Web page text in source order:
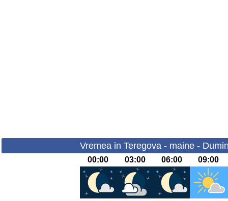
Vremea in Teregova - maine -
00:00 03:00 06:00 09:00